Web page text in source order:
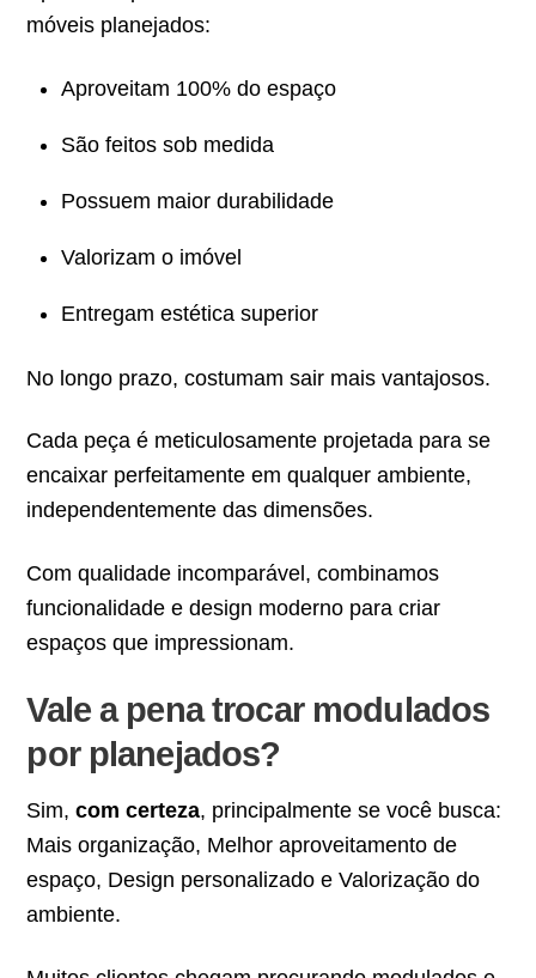
móveis planejados:
Aproveitam 100% do espaço
São feitos sob medida
Possuem maior durabilidade
Valorizam o imóvel
Entregam estética superior
No longo prazo, costumam sair mais vantajosos.
Cada peça é meticulosamente projetada para se
encaixar perfeitamente em qualquer ambiente,
independentemente das dimensões.
Com qualidade incomparável, combinamos
funcionalidade e design moderno para criar
espaços que impressionam.
Vale a pena trocar modulados
por planejados?
Sim,com certeza, principalmente se você busca:
Mais organização, Melhor aproveitamento de
espaço, Design personalizado e Valorização do
ambiente.